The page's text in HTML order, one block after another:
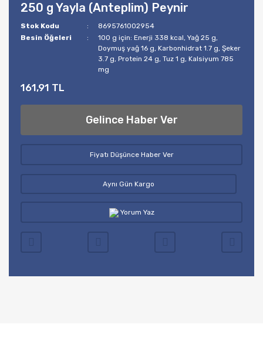
250 g Yayla (Anteplim) Peynir
Stok Kodu
8695761002954
Besin Öğeleri
100 g için: Enerji 338 kcal, Yağ 25 g,
Doymuş yağ 16 g, Karbonhidrat 1.7 g, Şeker
3.7 g, Protein 24 g, Tuz 1 g, Kalsiyum 785
mg
161,91 TL
Gelince Haber Ver
Fiyatı Düşünce Haber Ver
Aynı Gün Kargo
Yorum Yaz